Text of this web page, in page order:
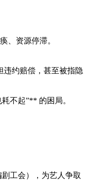
、资源停滞。
违约赔偿，甚至被指隐
不起”** 的困局。
工会），为艺人争取